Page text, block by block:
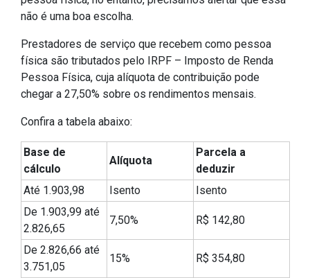
não é uma boa escolha.
Prestadores de serviço que recebem como pessoa
física são tributados pelo IRPF – Imposto de Renda
Pessoa Física, cuja alíquota de contribuição pode
chegar a 27,50% sobre os rendimentos mensais.
Confira a tabela abaixo:
Base de
cálculo
Alíquota
Parcela a
deduzir
Até 1.903,98
Isento
Isento
De 1.903,99 até
2.826,65
7,50% R$ 142,80
De 2.826,66 até
3.751,05
15% R$ 354,80